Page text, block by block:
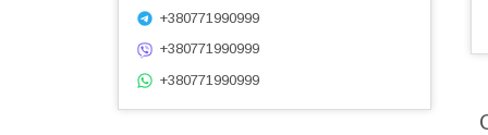
+380771990999
+380771990999
+380771990999